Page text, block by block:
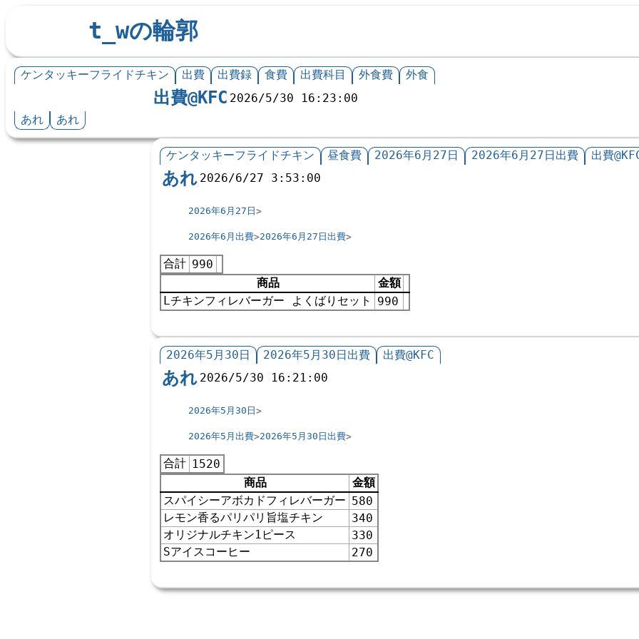
t_wの輪郭
ケンタッキーフライドチキン 出費 出費録 食費 出費科目 外食費 外食
出費@KFC 2026/5/30 16:23:00
あれ
あれ
ケンタッキーフライドチキン 昼食費 2026年6月27日 2026年6月27日出費 出費
あれ 2026/6/27 3:53:00
2026年6月27日
2026年6月出費 2026年6月27日出費
合計 990
商品
金額
Lチキンフィレバーガー よくばりセット
990
2026年5月30日 2026年5月30日出費 出費@KFC
あれ 2026/5/30 16:21:00
2026年5月30日
2026年5月出費 2026年5月30日出費
合計 1520
商品
金額
スパイシーアボカドフィレバーガー 580
レモン香るパリパリ旨塩チキン
340
オリジナルチキン1ピース
330
Sアイスコーヒー
270